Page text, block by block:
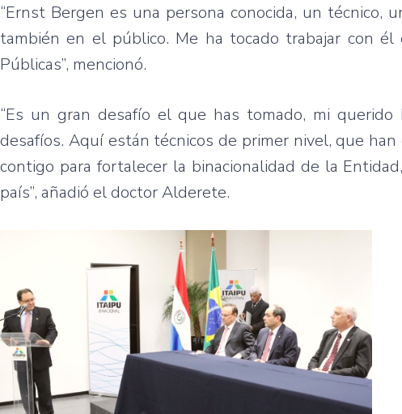
“Ernst Bergen es una persona conocida, un técnico,
también en el público. Me ha tocado trabajar con
Públicas”, mencionó.
“Es un gran desafío el que has tomado, mi
desafíos. Aquí están técnicos de primer nivel, que
contigo para fortalecer la binacionalidad de la
país”, añadió el doctor Alderete.